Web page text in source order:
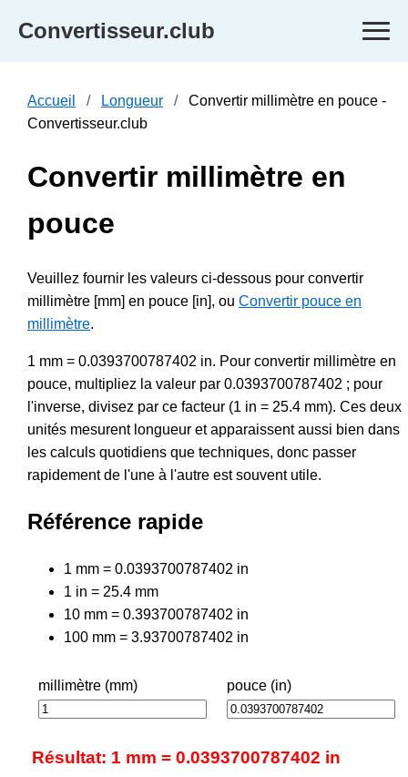
Convertisseur.club
Accueil Longueur
Convertir millimètre en pouce -
Convertisseur.club
Convertir millimètre en
pouce
Veuillez fournir les valeurs ci-dessous pour convertir
millimètre [mm] en pouce [in], ou Convertir pouce en
millimètre.
1 mm = 0.0393700787402 in. Pour convertir millimètre en
pouce, multipliez la valeur par 0.0393700787402 ; pour
l'inverse, divisez par ce facteur (1 in = 25.4 mm). Ces deux
unités mesurent longueur et apparaissent aussi bien dans
les calculs quotidiens que techniques, donc passer
rapidement de l'une à l'autre est souvent utile.
Référence rapide
1 mm = 0.0393700787402 in
1 in = 25.4 mm
10 mm = 0.393700787402 in
100 mm = 3.93700787402 in
millimètre (mm) pouce (in)
Résultat: 1 mm = 0.0393700787402 in